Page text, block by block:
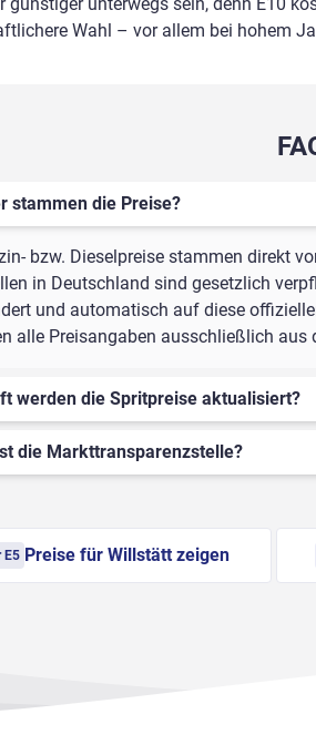
Wahl – vor allem bei hohem
stammen die Preise?
bzw. Dieselpreise stammen direkt
in Deutschland sind gesetzlich
und automatisch auf diese
alle Preisangaben ausschließlich aus
werden die Spritpreise aktualisiert?
die Markttransparenzstelle?
E5 Preise für Willstätt zeigen